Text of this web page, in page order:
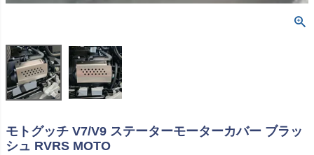
モトグッチ V7/V9 ステーターモーターカバー ブラッ
シュ RVRS MOTO